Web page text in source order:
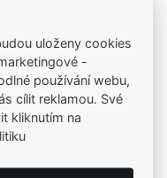
uloženy cookies
-
používání webu,
cílit reklamou. Své
kliknutím na